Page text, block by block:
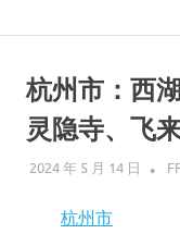
to
说
走
就
杭州市：西
灵隐寺、飞
2024 年 5 月 14 日
杭州市